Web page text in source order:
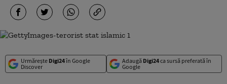
Urmărește Digi24în Google
Discover
Adaugă Digi24ca sursă preferată în
Google